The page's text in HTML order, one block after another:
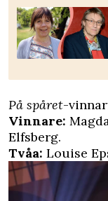
På spåret-
Vinnare:
Elfsberg.
Tvåa: Louise